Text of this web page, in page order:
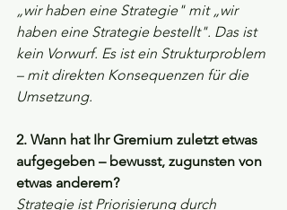
„wir haben eine Strategie" mit „wir
haben eine Strategie bestellt". Das ist
kein Vorwurf. Es ist ein Strukturproblem
– mit direkten Konsequenzen für die
Umsetzung.
2. Wann hat Ihr Gremium zuletzt etwas
aufgegeben – bewusst, zugunsten von
etwas anderem?
Strategie ist Priorisierung durch